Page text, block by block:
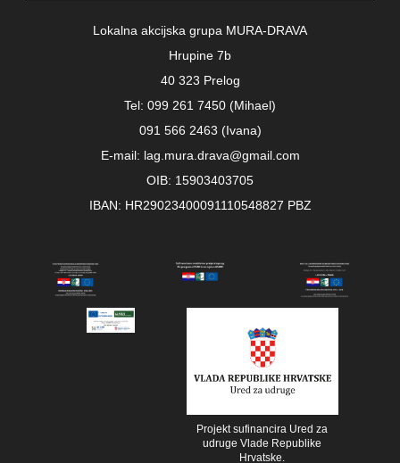
Lokalna akcijska grupa MURA-DRAVA
Hrupine 7b
40 323 Prelog
Tel: 099 261 7450 (Mihael)
091 566 2463 (Ivana)
E-mail: lag.mura.drava@gmail.com
OIB: 15903403705
IBAN: HR29023400091110548827 PBZ
Projekt sufinancira Ured za
udruge Vlade Republike
Hrvatske.